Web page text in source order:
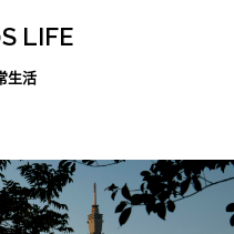
LIFE
生活